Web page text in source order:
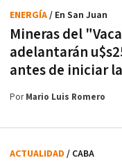
Mineras del
adelantarán
antes de iniciar
ENERGÍA/ En San Juan
PorMario Luis Romero
ACTUALIDAD / CABA